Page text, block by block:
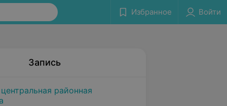
Избранное Войти
Запись
районная